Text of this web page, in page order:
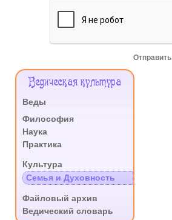
Отправить
Меню
Ведическая культура
Веды
Философия
Наука
Практика
Культура
Семья и Духовность
Файловый архив
Ведический словарь